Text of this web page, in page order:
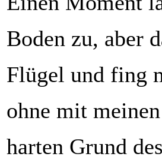
Boden zu, aber
Flügel und fing
ohne mit
harten Grund